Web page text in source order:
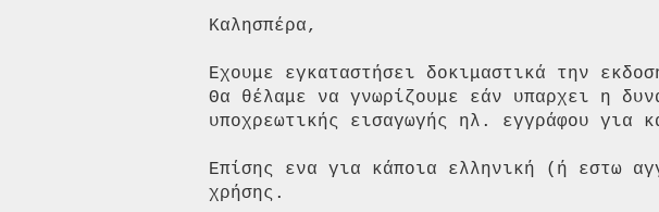
Καλησπέρα,
Εχουμε εγκαταστήσει δοκιμαστικά την
Θα θέλαμε να γνωρίζουμε εάν υπαρχει η
υποχρεωτικής εισαγωγής ηλ. εγγράφου για
Επίσης ενα για κάποια ελληνική (ή εστω
χρήσης.